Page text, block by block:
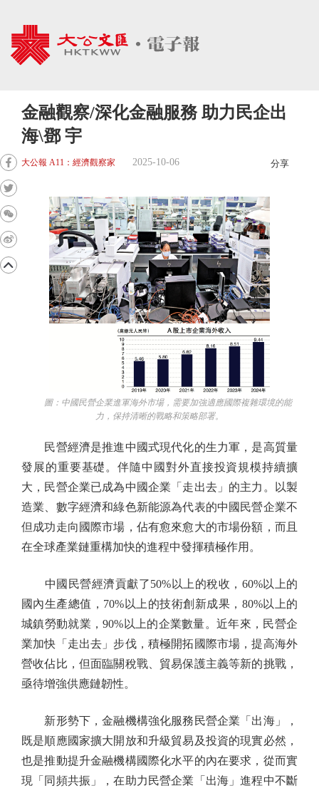
金融觀察/深化金融服務 助力民企出
海\鄧 宇
大公報 A11：經濟觀察家 2025-10-06 分享
圖：中國民營企業進軍海外市場，需要加強適應國際複雜環境的能
力，保持清晰的戰略和策略部署。
民營經濟是推進中國式現代化的生力軍，是高質量
發展的重要基礎。伴隨中國對外直接投資規模持續擴
大，民營企業已成為中國企業「走出去」的主力。以製
造業、數字經濟和綠色新能源為代表的中國民營企業不
但成功走向國際市場，佔有愈來愈大的市場份額，而且
在全球產業鏈重構加快的進程中發揮積極作用。
中國民營經濟貢獻了50%以上的稅收，60%以上的
國內生產總值，70%以上的技術創新成果，80%以上的
城鎮勞動就業，90%以上的企業數量。近年來，民營企
業加快「走出去」步伐，積極開拓國際市場，提高海外
營收佔比，但面臨關稅戰、貿易保護主義等新的挑戰，
亟待增強供應鏈韌性。
新形勢下，金融機構強化服務民營企業「出海」，
既是順應國家擴大開放和升級貿易及投資的現實必然，
也是推動提升金融機構國際化水平的內在要求，從而實
現「同頻共振」，在助力民營企業「出海」進程中不斷